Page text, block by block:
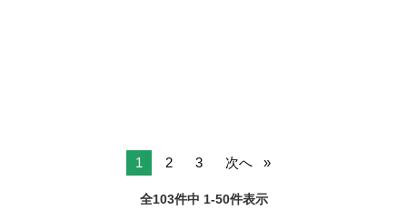
1 2 3 次へ
全103件中 1-50件表示